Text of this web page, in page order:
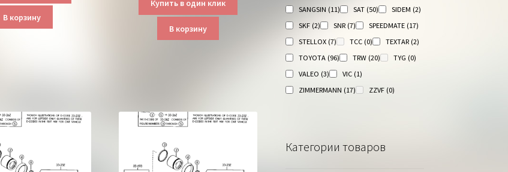
В корзину
Купить в один клик
В корзину
SANGSIN (11) SAT (50) SIDEM (2)
SKF (2) SNR (7) SPEEDMATE (17)
STELLOX (7) TCC (0) TEXTAR (2)
TOYOTA (96) TRW (20) TYG (0)
VALEO (3) VIC (1)
ZIMMERMANN (17) ZZVF (0)
Категории товаров